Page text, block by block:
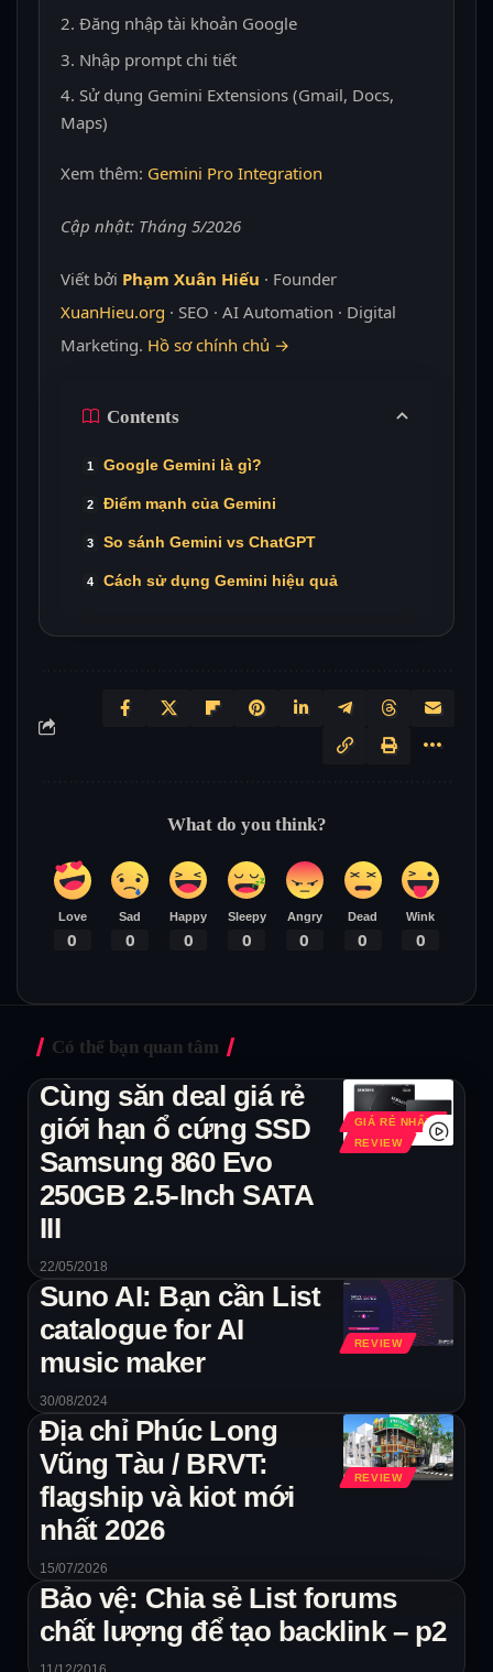
Đăng nhập tài khoản Google
Nhập prompt chi tiết
Sử dụng Gemini Extensions (Gmail, Docs,
Maps)
Xem thêm: Gemini Pro Integration
Cập nhật: Tháng 5/2026
Viết bởi Phạm Xuân Hiếu · Founder
XuanHieu.org · SEO · AI Automation · Digital
Marketing. Hồ sơ chính chủ →
Contents
Google Gemini là gì?
Điểm mạnh của Gemini
So sánh Gemini vs ChatGPT
Cách sử dụng Gemini hiệu quả
What do you think?
Love
0
Sad
0
Happy
0
Sleepy
0
Angry
0
Dead
0
Wink
0
Có thể bạn quan tâm
GIÁ RẺ NHẤT
REVIEW
Cùng săn deal giá rẻ
giới hạn ổ cứng SSD
Samsung 860 Evo
250GB 2.5-Inch SATA
III
22/05/2018
REVIEW
Suno AI: Bạn cần List
catalogue for AI
music maker
30/08/2024
REVIEW
Địa chỉ Phúc Long
Vũng Tàu / BRVT:
flagship và kiot mới
nhất 2026
15/07/2026
Bảo vệ: Chia sẻ List forums
chất lượng để tạo backlink – p2